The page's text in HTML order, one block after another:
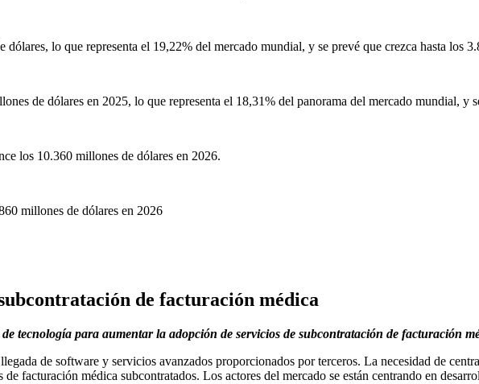
lo que representa el 19,22% del mercado mundial, y se prevé que crezca hasta los
de dólares en 2025, lo que representa el 18,31% del panorama del mercado mundial, y
los 10.360 millones de dólares en 2026.
millones de dólares en 2026
de facturación médica
tecnología para aumentar la adopción de servicios de subcontratación de facturación
de software y servicios avanzados proporcionados por terceros. La necesidad de
facturación médica subcontratados. Los actores del mercado se están centrando en